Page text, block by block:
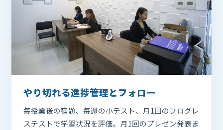
やり切れる進捗管理とフォロー
毎授業後の宿題、毎週の小テスト、月1回のプログレ
ステストで学習状況を評価。月1回のプレゼン発表ま